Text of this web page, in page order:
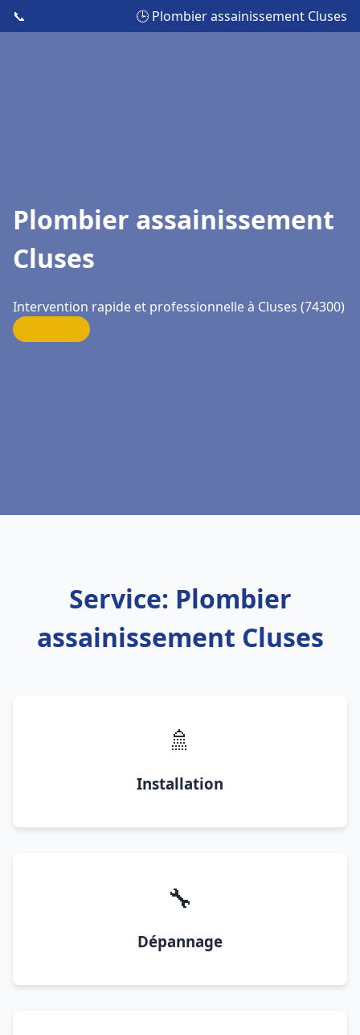
📞 🕒 Plombier assainissement Cluses
Plombier assainissement
Cluses
Intervention rapide et professionnelle à Cluses (74300)
Service: Plombier
assainissement Cluses
🚿
Installation
🔧
Dépannage